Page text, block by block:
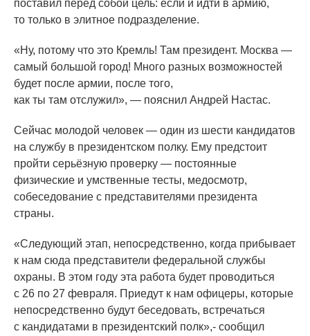
поставил перед собой цель: если и идти в армию,
то только в элитное подразделение.
«Ну, потому что это Кремль! Там президент. Москва —
самый большой город! Много разных возможностей
будет после армии, после того,
как ты там отслужил», — пояснил Андрей Настас.
Сейчас молодой человек — один из шести кандидатов
на службу в президентском полку. Ему предстоит
пройти серьёзную проверку — постоянные
физические и умственные тесты, медосмотр,
собеседование с представителями президента
страны.
«Следующий этап, непосредственно, когда прибывает
к нам сюда представители федеральной службы
охраны. В этом году эта работа будет проводиться
с 26 по 27 февраля. Приедут к нам офицеры, которые
непосредственно будут беседовать, встречаться
с кандидатами в президентский полк»,- сообщил